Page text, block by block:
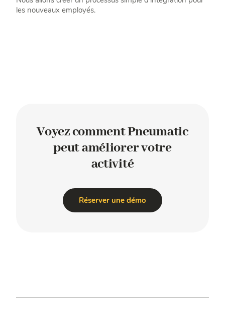
les nouveaux employés.
Voyez comment Pneumatic
peut améliorer votre
activité
Réserver une démo